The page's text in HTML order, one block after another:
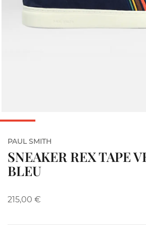
PAUL SMITH
SNEAKER REX TAPE
BLEU
215,00 €